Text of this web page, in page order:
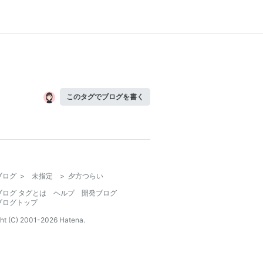
このタグでブログを書く
ログ > 未指定 > 夕方つらい
ログ タグとは
ヘルプ
開発ブログ
ログトップ
(C) 2001-2026 Hatena.